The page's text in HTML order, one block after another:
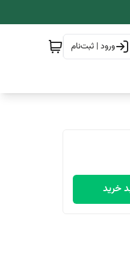
ورود | ثبت‌نام
خرید